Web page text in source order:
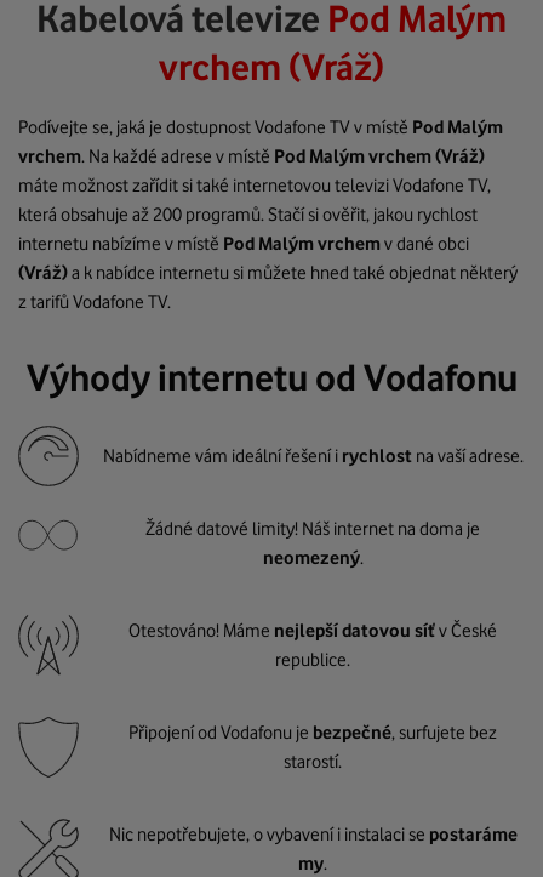
Kabelová televize Pod Malým
vrchem (Vráž)
Podívejte se, jaká je dostupnost Vodafone TV v místě Pod Malým
vrchem. Na každé adrese v místě Pod Malým vrchem(Vráž)
máte možnost zařídit si také internetovou televizi Vodafone TV,
která obsahuje až 200 programů. Stačí si ověřit, jakou rychlost
internetu nabízíme v místě Pod Malým vrchemv dané obci
(Vráž)a k nabídce internetu si můžete hned také objednat některý
z tarifů Vodafone TV.
Výhody internetu od Vodafonu
Nabídneme vám ideální řešení i rychlost na vaší adrese.
Žádné datové limity! Náš internet na doma je
neomezený.
Otestováno! Máme nejlepší datovou síťv České
republice.
Připojení od Vodafonu je bezpečné, surfujete bez
starostí.
Nic nepotřebujete, o vybavení i instalaci se postaráme
my.